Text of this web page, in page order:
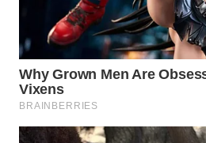
WAHANA
WAHANANEWS
ID